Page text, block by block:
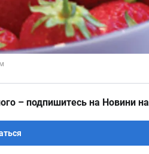
– подпишитесь на Новини на